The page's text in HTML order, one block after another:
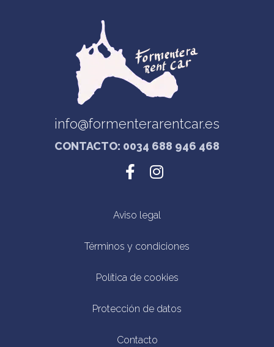
info@formenterarentcar.es
CONTACTO: 0034 688 946 468
Aviso legal
Términos y condiciones
Política de cookies
Protección de datos
Contacto